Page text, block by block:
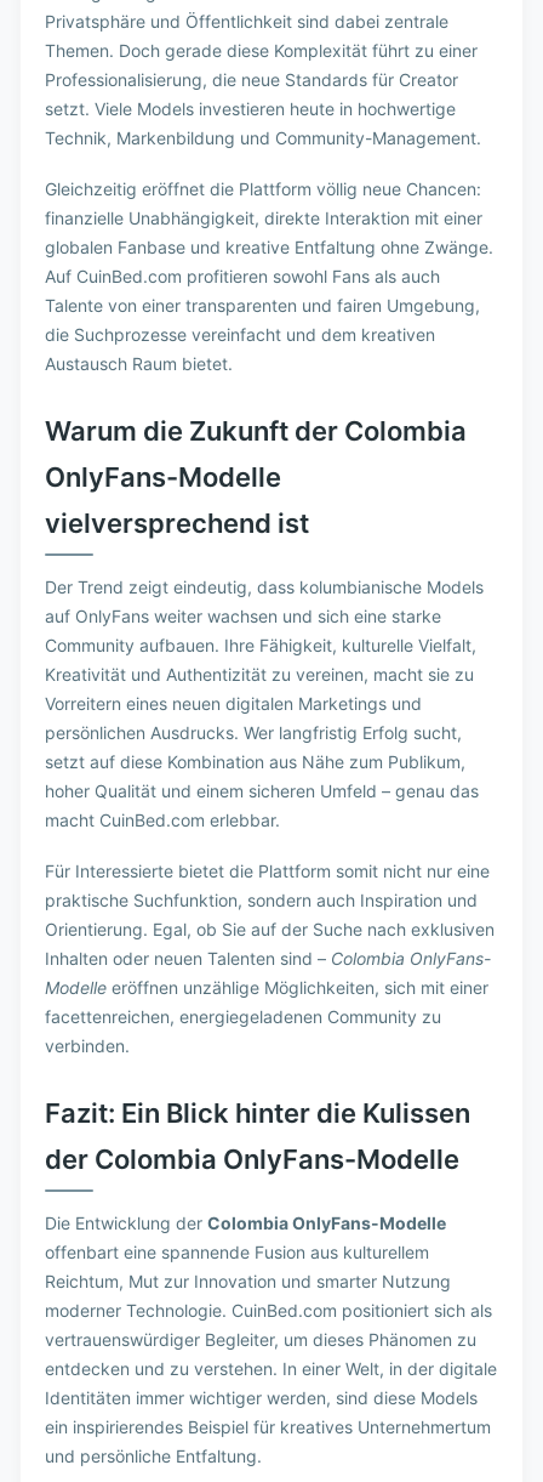
Privatsphäre und Öffentlichkeit sind dabei zentrale
Themen. Doch gerade diese Komplexität führt zu einer
Professionalisierung, die neue Standards für Creator
setzt. Viele Models investieren heute in hochwertige
Technik, Markenbildung und Community-Management.
Gleichzeitig eröffnet die Plattform völlig neue Chancen:
finanzielle Unabhängigkeit, direkte Interaktion mit einer
globalen Fanbase und kreative Entfaltung ohne Zwänge.
Auf CuinBed.com profitieren sowohl Fans als auch
Talente von einer transparenten und fairen Umgebung,
die Suchprozesse vereinfacht und dem kreativen
Austausch Raum bietet.
Warum die Zukunft der Colombia
OnlyFans-Modelle
vielversprechend ist
Der Trend zeigt eindeutig, dass kolumbianische Models
auf OnlyFans weiter wachsen und sich eine starke
Community aufbauen. Ihre Fähigkeit, kulturelle Vielfalt,
Kreativität und Authentizität zu vereinen, macht sie zu
Vorreitern eines neuen digitalen Marketings und
persönlichen Ausdrucks. Wer langfristig Erfolg sucht,
setzt auf diese Kombination aus Nähe zum Publikum,
hoher Qualität und einem sicheren Umfeld – genau das
macht CuinBed.com erlebbar.
Für Interessierte bietet die Plattform somit nicht nur eine
praktische Suchfunktion, sondern auch Inspiration und
Orientierung. Egal, ob Sie auf der Suche nach exklusiven
Inhalten oder neuen Talenten sind – Colombia OnlyFans-
Modelle eröffnen unzählige Möglichkeiten, sich mit einer
facettenreichen, energiegeladenen Community zu
verbinden.
Fazit: Ein Blick hinter die Kulissen
der Colombia OnlyFans-Modelle
Die Entwicklung der Colombia OnlyFans-Modelle
offenbart eine spannende Fusion aus kulturellem
Reichtum, Mut zur Innovation und smarter Nutzung
moderner Technologie. CuinBed.com positioniert sich als
vertrauenswürdiger Begleiter, um dieses Phänomen zu
entdecken und zu verstehen. In einer Welt, in der digitale
Identitäten immer wichtiger werden, sind diese Models
ein inspirierendes Beispiel für kreatives Unternehmertum
und persönliche Entfaltung.